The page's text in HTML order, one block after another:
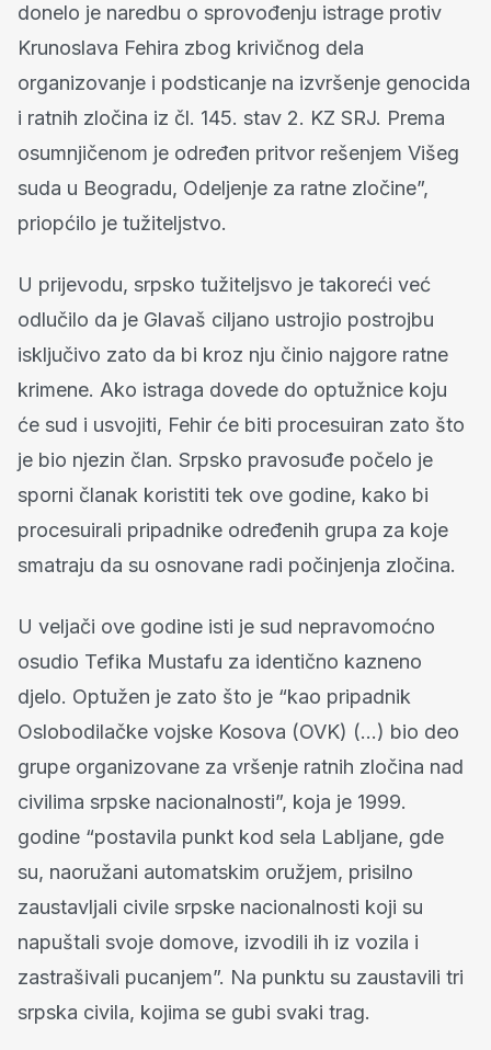
donelo je naredbu o sprovođenju istrage protiv
Krunoslava Fehira zbog krivičnog dela
organizovanje i podsticanje na izvršenje genocida
i ratnih zločina iz čl. 145. stav 2. KZ SRJ. Prema
osumnjičenom je određen pritvor rešenjem Višeg
suda u Beogradu, Odeljenje za ratne zločine”,
priopćilo je tužiteljstvo.
U prijevodu, srpsko tužiteljsvo je takoreći već
odlučilo da je Glavaš ciljano ustrojio postrojbu
isključivo zato da bi kroz nju činio najgore ratne
krimene. Ako istraga dovede do optužnice koju
će sud i usvojiti, Fehir će biti procesuiran zato što
je bio njezin član. Srpsko pravosuđe počelo je
sporni članak koristiti tek ove godine, kako bi
procesuirali pripadnike određenih grupa za koje
smatraju da su osnovane radi počinjenja zločina.
U veljači ove godine isti je sud nepravomoćno
osudio Tefika Mustafu za identično kazneno
djelo. Optužen je zato što je “kao pripadnik
Oslobodilačke vojske Kosova (OVK) (…) bio deo
grupe organizovane za vršenje ratnih zločina nad
civilima srpske nacionalnosti”, koja je 1999.
godine “postavila punkt kod sela Labljane, gde
su, naoružani automatskim oružjem, prisilno
zaustavljali civile srpske nacionalnosti koji su
napuštali svoje domove, izvodili ih iz vozila i
zastrašivali pucanjem”. Na punktu su zaustavili tri
srpska civila, kojima se gubi svaki trag.